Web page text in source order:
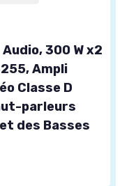
300 W x2
Ampli
Classe D
parleurs
des Basses